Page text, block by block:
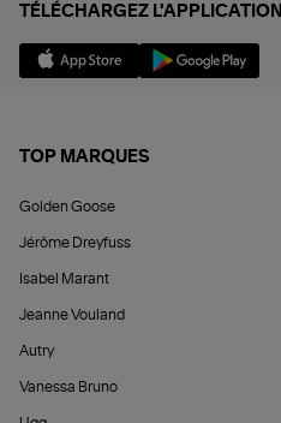
TÉLÉCHARGEZ L'APPLICATION
TOP MARQUES
Golden Goose
Jérôme Dreyfuss
Isabel Marant
Jeanne Vouland
Autry
Vanessa Bruno